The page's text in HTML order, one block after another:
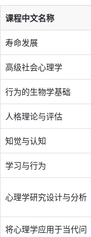
课程中文名称
寿命发展
高级社会心理学
行为的生物学基础
人格理论与评估
知觉与认知
学习与行为
心理学研究设计与分析
将心理学应用于当代问